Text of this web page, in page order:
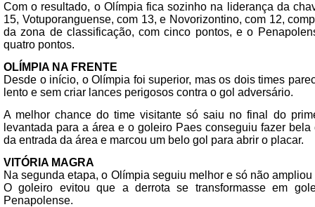
Com o resultado, o Olímpia fica sozinho na liderança da
15, Votuporanguense, com 13, e Novorizontino, com 12,
da zona de classificação, com cinco pontos, e o
quatro pontos.
OLÍMPIA NA FRENTE
Desde o início, o Olímpia foi superior, mas os dois times
lento e sem criar lances perigosos contra o gol adversário.
A melhor chance do time visitante só saiu no final do
levantada para a área e o goleiro Paes conseguiu fazer
da entrada da área e marcou um belo gol para abrir o placar.
VITÓRIA MAGRA
Na segunda etapa, o Olímpia seguiu melhor e só não
O goleiro evitou que a derrota se transformasse em
Penapolense.